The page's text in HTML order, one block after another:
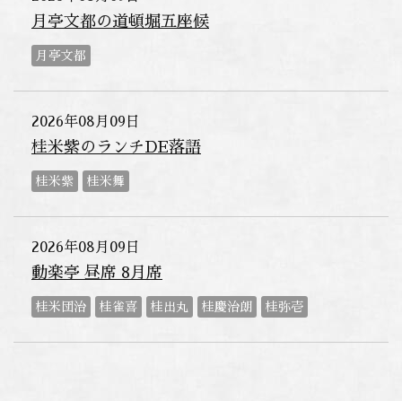
月亭文都の道頓堀五座候
月亭文都
2026年08月09日
桂米紫のランチDE落語
桂米紫 桂米舞
2026年08月09日
動楽亭 昼席 8月席
桂米団治 桂雀喜 桂出丸 桂慶治朗 桂弥壱